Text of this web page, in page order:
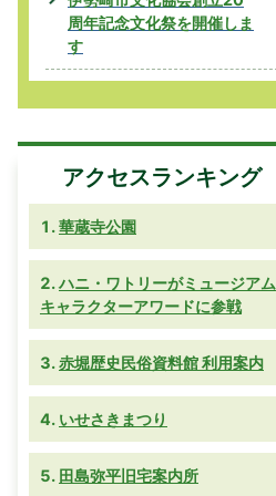
周年記念文化祭を開催しま
す
アクセスランキング
華蔵寺公園
ハニ・ワトリーがミュージアム
キャラクターアワードに参戦
赤堀歴史民俗資料館 利用案内
いせさきまつり
田島弥平旧宅案内所